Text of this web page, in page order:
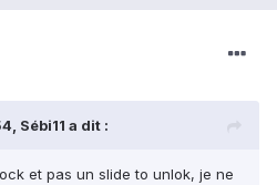
Sébi11 a dit :
et pas un slide to unlok, je ne